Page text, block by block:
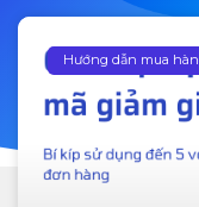
Hướng dẫn mua